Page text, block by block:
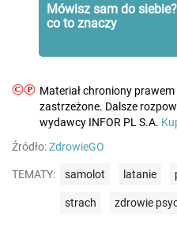
Mówisz sam do
co to znaczy
©℗ Materiał chroniony
zastrzeżone. Dalsze
wydawcy INFOR PL S.A.
Źródło:ZdrowieGO
TEMATY: samolot latanie
strach zdrowie